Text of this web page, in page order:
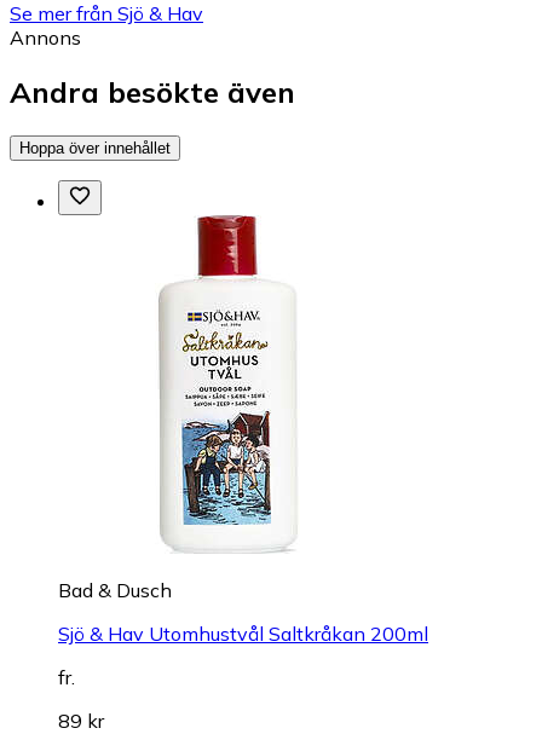
Se mer från Sjö & Hav
Annons
Andra besökte även
Hoppa över innehållet
Bad & Dusch
Sjö & Hav Utomhustvål Saltkråkan 200ml
fr.
89 kr